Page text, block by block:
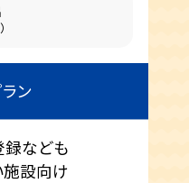
ン
録なども
設向け